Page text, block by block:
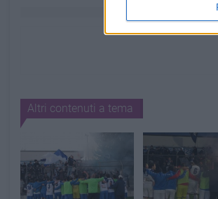
Altri contenuti a tema